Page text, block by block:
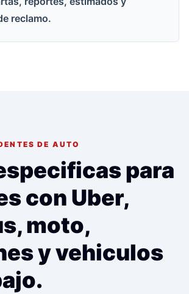
reclamo.
DE AUTO
para
con Uber,
moto,
y vehiculos